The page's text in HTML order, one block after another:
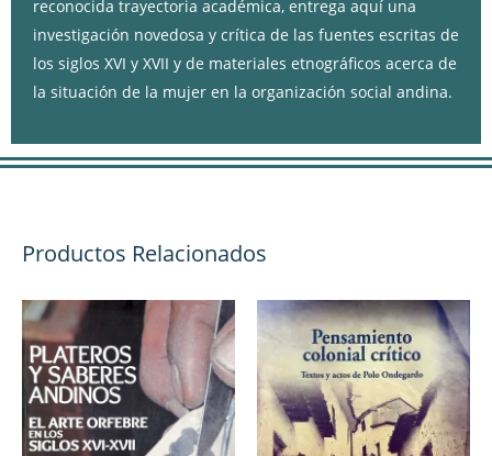
reconocida trayectoria académica, entrega aquí una
investigación novedosa y crítica de las fuentes escritas de
los siglos XVI y XVII y de materiales etnográficos acerca de
la situación de la mujer en la organización social andina.
Productos Relacionados